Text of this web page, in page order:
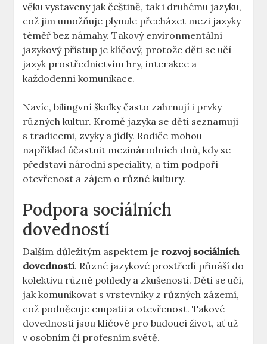
věku vystaveny jak češtině, tak i druhému jazyku,
což jim umožňuje plynule přecházet mezi jazyky
téměř bez námahy. Takový environmentální
jazykový přístup je klíčový, protože děti se učí
jazyk prostřednictvím hry, interakce a
každodenní komunikace.
Navíc, bilingvní školky často zahrnují i prvky
různých kultur. Kromě jazyka se děti seznamují
s tradicemi, zvyky a jídly. Rodiče mohou
například účastnit mezinárodních dnů, kdy se
představí národní speciality, a tím podpoří
otevřenost a zájem o různé kultury.
Podpora sociálních
dovedností
Dalším důležitým aspektem je rozvoj sociálních
dovedností. Různé jazykové prostředí přináší do
kolektivu různé pohledy a zkušenosti. Děti se učí,
jak komunikovat s vrstevníky z různých zázemí,
což podněcuje empatii a otevřenost. Takové
dovednosti jsou klíčové pro budoucí život, ať už
v osobním či profesním světě.